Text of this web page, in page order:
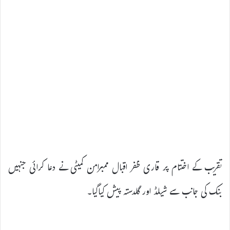
تقریب کے اختتام پر قاری ظفر اقبال ممبرامن کمیٹی نے دعا کرائی جنہیں
بنک کی جانب سے شیلڈ اور گلدستہ پیش کیاگیا۔